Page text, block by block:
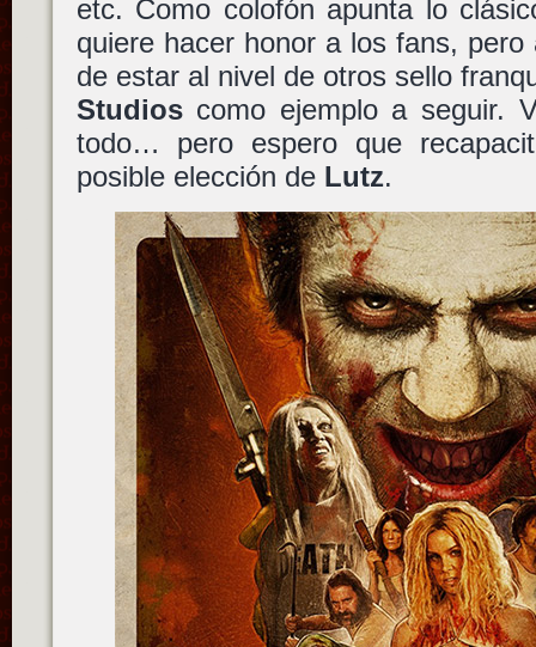
etc. Como colofón apunta lo
quiere hacer honor a los fans,
de estar al nivel de otros sello
Studioscomo ejemplo a seguir.
todo… pero espero que
posible elección de Lutz.